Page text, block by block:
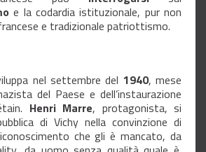
e la codardia istituzionale, pur non
e tradizionale patriottismo.
nel settembre del 1940, mese
del Paese e dell’instaurazione
Henri Marre, protagonista, si
di Vichy nella convinzione di
che gli è mancato, da